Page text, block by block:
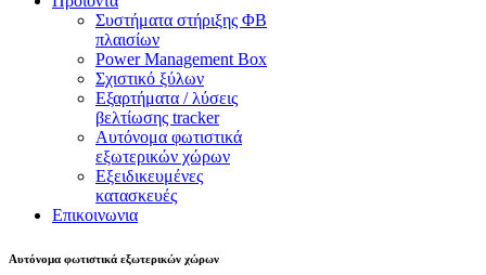
Συστήματα στήριξης ΦΒ
πλαισίων
Power Management Box
Σχιστικό ξύλων
Εξαρτήματα / λύσεις
βελτίωσης tracker
Aυτόνομα φωτιστικά
εξωτερικών χώρων
Εξειδικευμένες
κατασκευές
Επικοινωνια
Aυτόνομα φωτιστικά εξωτερικών χώρων